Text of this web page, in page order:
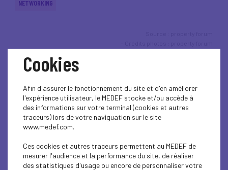
NETWORKING
Cookies
Afin d'assurer le fonctionnement du site et d'en améliorer
l'expérience utilisateur, le MEDEF stocke et/ou accède à
des informations sur votre terminal (cookies et autres
traceurs) lors de votre naviguation sur le site
www.medef.com.
Ces cookies et autres traceurs permettent au MEDEF de
mesurer l'audience et la performance du site, de réaliser
des statistiques d'usage ou encore de personnaliser votre